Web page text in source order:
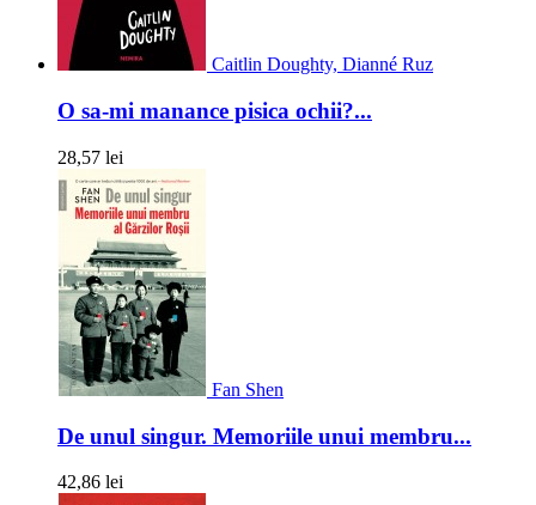
Caitlin Doughty, Dianné Ruz
O sa-mi manance pisica ochii?...
28,57 lei
Fan Shen
De unul singur. Memoriile unui membru...
42,86 lei